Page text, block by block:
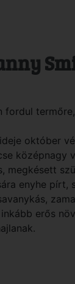
fordul
október
középnagy
megkésett
enyhe
erős